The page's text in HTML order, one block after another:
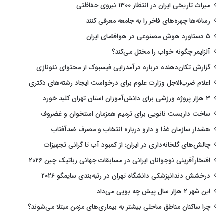
میراث تاریخی ایران در انتظار ۱۳۰۰ نیروی حفاظتی
رسانه‌ها چهره‌های فاخر را به جامعه معرفی کنند
۵ دستاورد هوش مصنوعی در هوافضای ایران
آلزایمر چگونه خواب را مختل می‌کند؟
گزارش تکان‌دهنده درباره درآمدزایی فیسبوک از محتوای نئونازی
اعلام ضرب‌الاجل وزارت علوم برای درخواست ایجاد رشته‌های دکتری
۳ هزار پروژه ورزشی برای دانش‌آموزان استان تهران کلید خورد
ساخت داربست نانویی برای ترمیم همزمان استخوان و غضروف
هشدار سازمان غذا و دارو درباره انتخاب و مصرف ضدآفتاب
چالش‌های گلخانه‌داری در ایران؛ از کمبود آب تا گرانی تجهیزات
افتخارآفرینی نوجوانان ایرانی در مسابقات جهانی رباتیک چین ۲۰۲۶
درخشش دندانپزشکی دانشگاه تهران در رتبه‌بندی سایمگو ۲۰۲۶
این شهر ۲ هزار سال پیش چه بویی می‌داد
چرا ساکنان مناطق ساحلی بیشتر به بیماری‌های مزمن مبتلا می‌شوند؟